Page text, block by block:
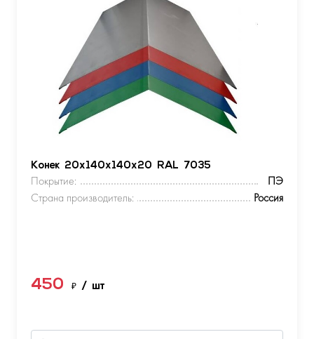
Конек 20х140х140х20 RAL 7035
Покрытие:
ПЭ
Страна производитель:
Россия
450 ₽ / шт